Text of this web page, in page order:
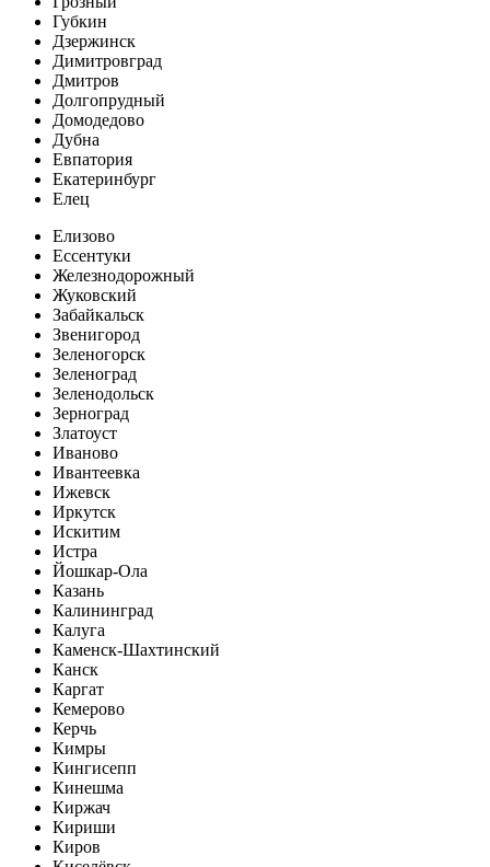
Губкин
Дзержинск
Димитровград
Дмитров
Долгопрудный
Домодедово
Дубна
Евпатория
Екатеринбург
Елец
Елизово
Ессентуки
Железнодорожный
Жуковский
Забайкальск
Звенигород
Зеленогорск
Зеленоград
Зеленодольск
Зерноград
Златоуст
Иваново
Ивантеевка
Ижевск
Иркутск
Искитим
Истра
Йошкар-Ола
Казань
Калининград
Калуга
Каменск-Шахтинский
Канск
Каргат
Кемерово
Керчь
Кимры
Кингисепп
Кинешма
Киржач
Кириши
Киров